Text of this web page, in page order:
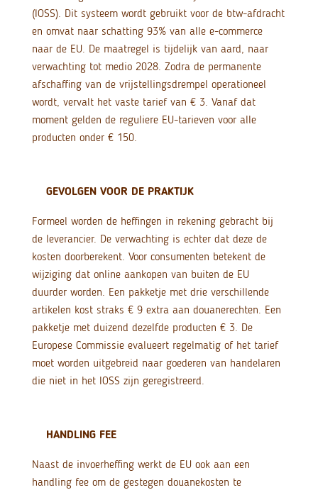
(IOSS). Dit systeem wordt gebruikt voor de btw-afdracht
en omvat naar schatting 93% van alle e-commerce
naar de EU. De maatregel is tijdelijk van aard, naar
verwachting tot medio 2028. Zodra de permanente
afschaffing van de vrijstellingsdrempel operationeel
wordt, vervalt het vaste tarief van € 3. Vanaf dat
moment gelden de reguliere EU-tarieven voor alle
producten onder € 150.
GEVOLGEN VOOR DE PRAKTIJK
Formeel worden de heffingen in rekening gebracht bij
de leverancier. De verwachting is echter dat deze de
kosten doorberekent. Voor consumenten betekent de
wijziging dat online aankopen van buiten de EU
duurder worden. Een pakketje met drie verschillende
artikelen kost straks € 9 extra aan douanerechten. Een
pakketje met duizend dezelfde producten € 3. De
Europese Commissie evalueert regelmatig of het tarief
moet worden uitgebreid naar goederen van handelaren
die niet in het IOSS zijn geregistreerd.
HANDLING FEE
Naast de invoerheffing werkt de EU ook aan een
handling fee om de gestegen douanekosten te